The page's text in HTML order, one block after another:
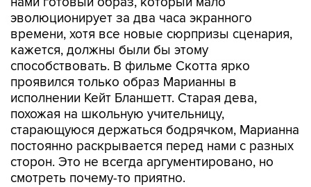
эволюционирует за два часа экранного
времени, хотя все новые сюрпризы сценария,
кажется, должны были бы этому
способствовать. В фильме Скотта ярко
проявился только образ Марианны в
исполнении Кейт Бланшетт. Старая дева,
похожая на школьную учительницу,
старающуюся держаться бодрячком, Марианна
постоянно раскрывается перед нами с разных
сторон. Это не всегда аргументировано, но
смотреть почему-то приятно.